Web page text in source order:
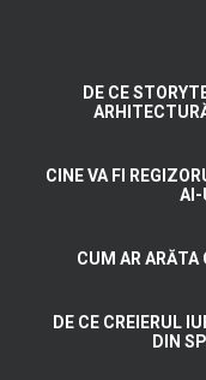
DE CE
CINE VA FI
AI-
CUM AR ARĂTA
DE CE CREIERUL
DIN